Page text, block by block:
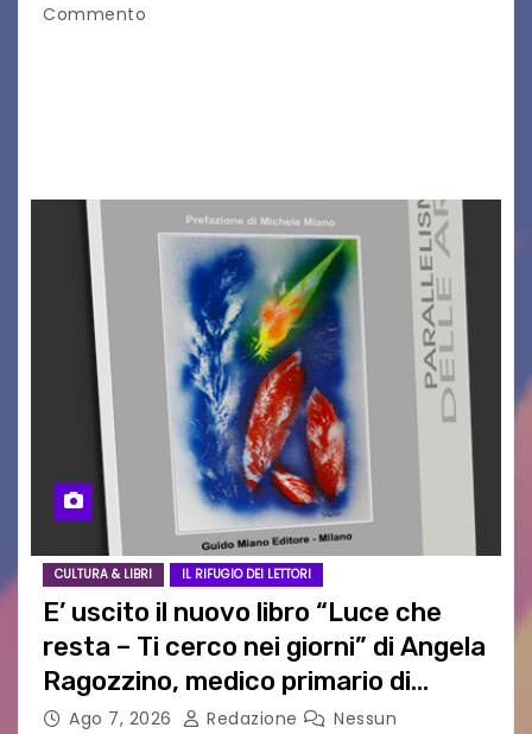
Commento
CULTURA & LIBRI IL RIFUGIO DEI LETTORI
E’ uscito il nuovo libro “Luce che
resta – Ti cerco nei giorni” di Angela
Ragozzino, medico primario di
Capua
Ago 7, 2026 Redazione
Nessun